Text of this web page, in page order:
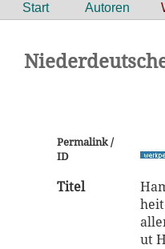
Start Autoren
Permalink /
ID
Titel
ut